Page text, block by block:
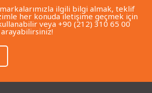
ilgili bilgi almak, teklif
her konuda iletişime geçmek için
veya +90 (212) 310 65 00